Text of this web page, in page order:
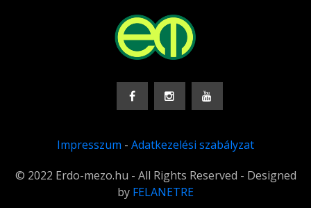
Impresszum - Adatkezelési szabályzat
© 2022 Erdo-mezo.hu - All Rights Reserved - Designed
by FELANETRE